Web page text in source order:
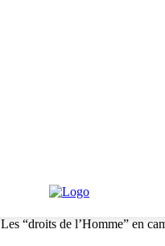
Les “droits de l’Homme” en